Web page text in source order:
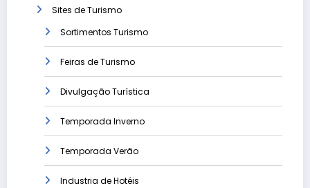
Sites de Turismo
Sortimentos Turismo
Feiras de Turismo
Divulgação Turística
Temporada Inverno
Temporada Verão
Industria de Hotéis